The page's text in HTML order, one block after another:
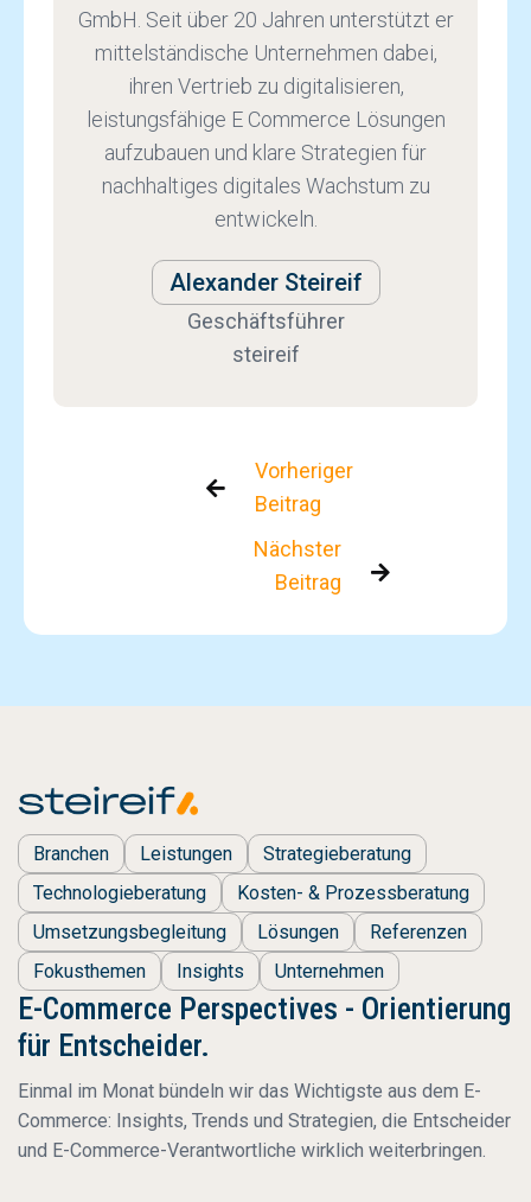
GmbH. Seit über 20 Jahren unterstützt er
mittelständische Unternehmen dabei,
ihren Vertrieb zu digitalisieren,
leistungsfähige E Commerce Lösungen
aufzubauen und klare Strategien für
nachhaltiges digitales Wachstum zu
entwickeln.
Alexander Steireif
Geschäftsführer
steireif

Vorheriger
Beitrag
Nächster
Beitrag

Branchen Leistungen
Strategieberatung
Technologieberatung
Kosten- & Prozessberatung
Umsetzungsbegleitung
Lösungen
Referenzen
Fokusthemen
Insights Unternehmen
E-Commerce Perspectives - Orientierung
für Entscheider.
Einmal im Monat bündeln wir das Wichtigste aus dem E-
Commerce: Insights, Trends und Strategien, die Entscheider
und E-Commerce-Verantwortliche wirklich weiterbringen.